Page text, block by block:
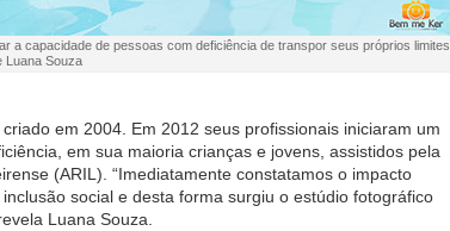
a capacidade de pessoas com deficiência de transpor seus próprios limites
Luana Souza
em 2004. Em 2012 seus profissionais iniciaram um
em sua maioria crianças e jovens, assistidos pela
(ARIL). “Imediatamente constatamos o impacto
social e desta forma surgiu o estúdio fotográfico
Luana Souza.